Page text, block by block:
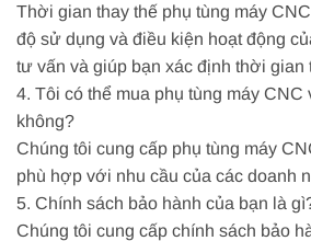
Thời gian thay thế phụ tùng máy
độ sử dụng và điều kiện hoạt động
tư vấn và giúp bạn xác định thời gian
4. Tôi có thể mua phụ tùng máy
không?
Chúng tôi cung cấp phụ tùng máy
phù hợp với nhu cầu của các doanh
5. Chính sách bảo hành của bạn là
Chúng tôi cung cấp chính sách bảo